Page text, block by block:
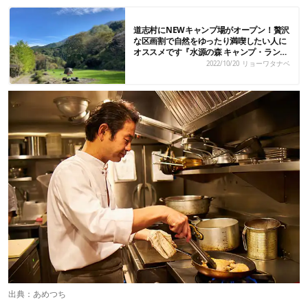
道志村にNEWキャンプ場がオープン！贅沢
な区画割で自然をゆったり満喫したい人に
オススメです『水源の森 キャンプ・ラン
2022/10/20 リョーワタナベ
出典：あめつち